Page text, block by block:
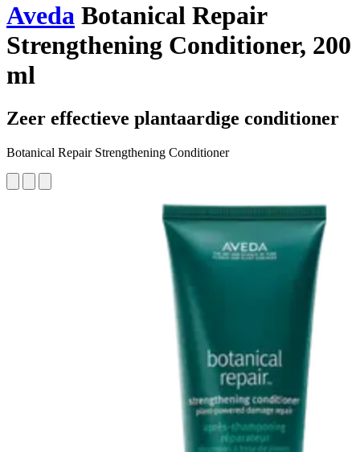
Aveda Botanical Repair
Strengthening Conditioner, 200
ml
Zeer effectieve plantaardige conditioner
Botanical Repair Strengthening Conditioner